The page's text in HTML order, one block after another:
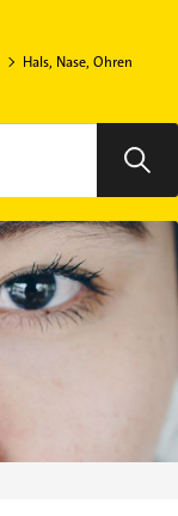
Hals, Nase, Ohren